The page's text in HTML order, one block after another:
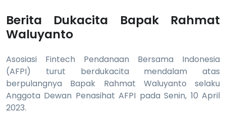
Berita Dukacita Bapak Rahmat
Waluyanto
Asosiasi Fintech Pendanaan Bersama Indonesia
(AFPI) turut berdukacita mendalam atas
berpulangnya Bapak Rahmat Waluyanto selaku
Anggota Dewan Penasihat AFPI pada Senin, 10 April
2023.